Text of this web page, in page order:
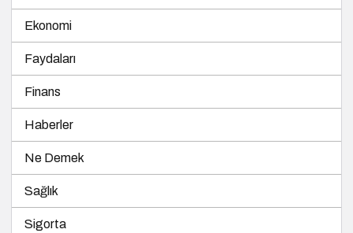
Ekonomi
Faydaları
Finans
Haberler
Ne Demek
Sağlık
Sigorta